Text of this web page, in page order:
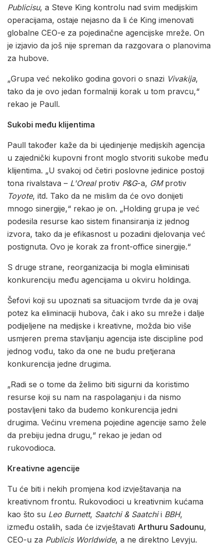
Publicisu, a Steve King kontrolu nad svim medijskim
operacijama, ostaje nejasno da li će King imenovati
globalne CEO-e za pojedinačne agencijske mreže. On
je izjavio da još nije spreman da razgovara o planovima
za hubove.
„Grupa već nekoliko godina govori o snazi Vivakija,
tako da je ovo jedan formalniji korak u tom pravcu,“
rekao je Paull.
Sukobi među klijentima
Paull također kaže da bi ujedinjenje medijskih agencija
u zajednički kupovni front moglo stvoriti sukobe među
klijentima. „U svakoj od četiri poslovne jedinice postoji
tona rivalstava – L'Orealprotiv P&G-a, GMprotiv
Toyote, itd. Tako da ne mislim da će ovo donijeti
mnogo sinergije,“ rekao je on. „Holding grupa je već
podesila resurse kao sistem finansiranja iz jednog
izvora, tako da je efikasnost u pozadini djelovanja već
postignuta. Ovo je korak za front-office sinergije.“
S druge strane, reorganizacija bi mogla eliminisati
konkurenciju među agencijama u okviru holdinga.
Šefovi koji su upoznati sa situacijom tvrde da je ovaj
potez ka eliminaciji hubova, čak i ako su mreže i dalje
podijeljene na medijske i kreativne, možda bio više
usmjeren prema stavljanju agencija iste discipline pod
jednog vođu, tako da one ne budu pretjerana
konkurencija jedne drugima.
„Radi se o tome da želimo biti sigurni da koristimo
resurse koji su nam na raspolaganju i da nismo
postavljeni tako da budemo konkurencija jedni
drugima. Većinu vremena pojedine agencije samo žele
da prebiju jedna drugu,“ rekao je jedan od
rukovodioca.
Kreativne agencije
Tu će biti i nekih promjena kod izvještavanja na
kreativnom frontu. Rukovodioci u kreativnim kućama
kao što su Leo Burnett, Saatchi & Saatchii BBH,
između ostalih, sada će izvještavati Arthuru Sadounu,
CEO-u za Publicis Worldwide, a ne direktno Levyju.